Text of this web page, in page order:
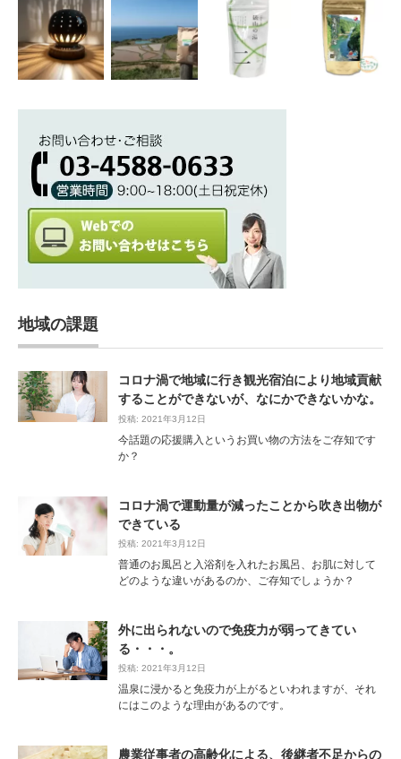
地域の課題
コロナ渦で地域に行き観光宿泊により地域貢献
することができないが、なにかできないかな。
投稿: 2021年3月12日
今話題の応援購入というお買い物の方法をご存知です
か？
コロナ渦で運動量が減ったことから吹き出物が
できている
投稿: 2021年3月12日
普通のお風呂と入浴剤を入れたお風呂、お肌に対して
どのような違いがあるのか、ご存知でしょうか？
外に出られないので免疫力が弱ってきてい
る・・・。
投稿: 2021年3月12日
温泉に浸かると免疫力が上がるといわれますが、それ
にはこのような理由があるのです。
農業従事者の高齢化による、後継者不足からの